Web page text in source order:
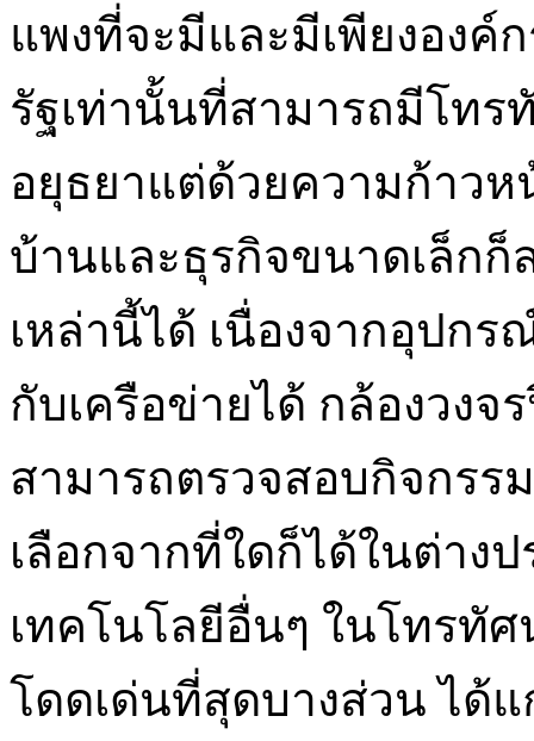
แพงที่จะมีและมีเพียงอง
รัฐเท่านั้นที่สามารถมีโทร
อยุธยาแต่ด้วยความก้าวห
บ้านและธุรกิจขนาดเล็กก็
เหล่านี้ได้ เนื่องจากอุปก
กับเครือข่ายได้ กล้องวงจ
สามารถตรวจสอบกิจกรร
เลือกจากที่ใดก็ได้ในต่าง
เทคโนโลยีอื่นๆ ในโทรทั
โดดเด่นที่สุดบางส่วน ได้